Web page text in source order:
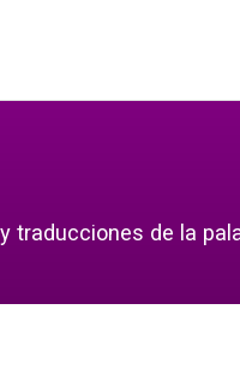
traducciones de la